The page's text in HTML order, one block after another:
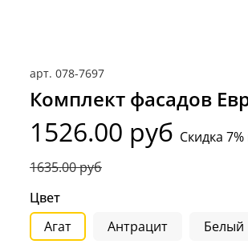
арт. 078-7697
Комплект фасадов
1526.00 руб Скидка
1635.00 руб
Цвет
Агат
Антрацит Белый